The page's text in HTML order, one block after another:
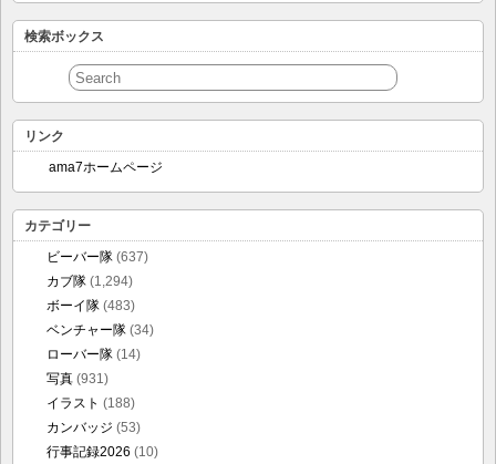
検索ボックス
リンク
ama7ホームページ
カテゴリー
ビーバー隊 (637)
カブ隊 (1,294)
ボーイ隊 (483)
ベンチャー隊 (34)
ローバー隊 (14)
写真 (931)
イラスト (188)
カンバッジ (53)
行事記録2026 (10)